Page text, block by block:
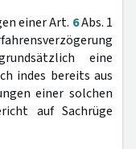
einer Art. 6Abs. 1
eine
indes bereits aus
einer solchen
auf Sachrüge